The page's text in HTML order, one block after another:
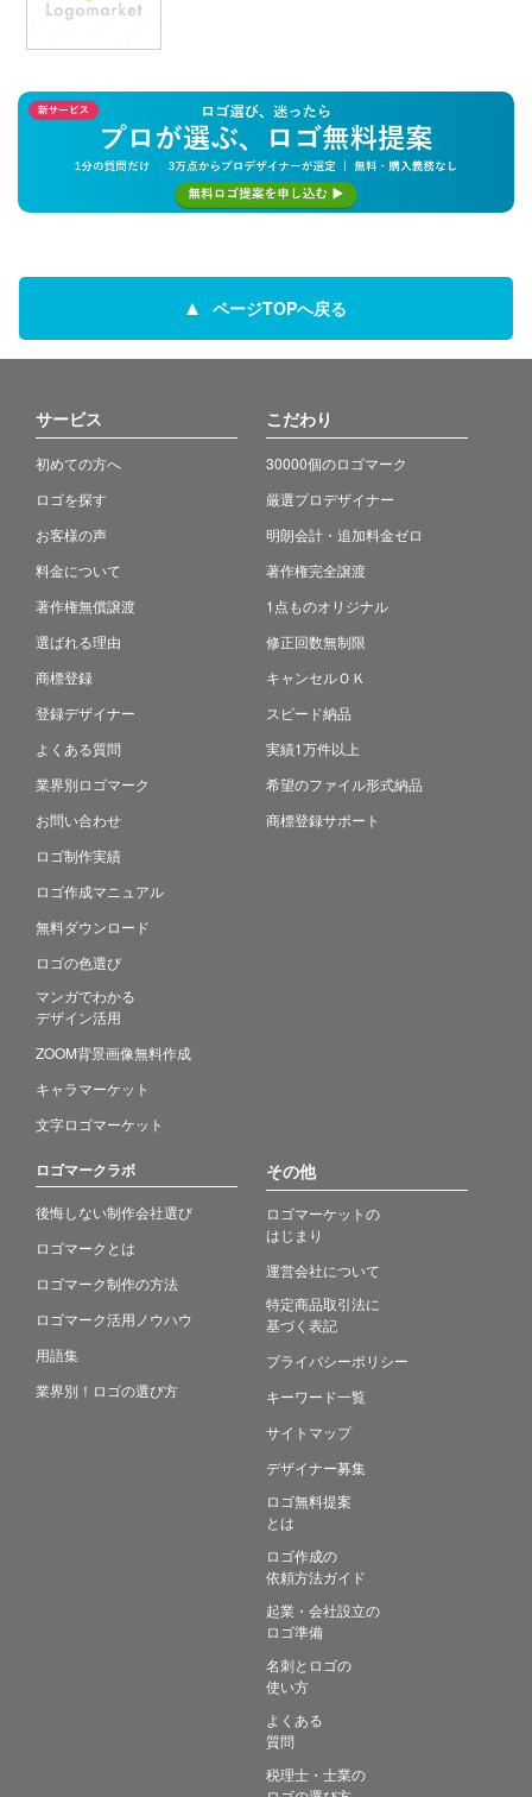
ページTOPへ戻る
サービス
初めての方へ
ロゴを探す
お客様の声
料金について
著作権無償譲渡
選ばれる理由
商標登録
登録デザイナー
よくある質問
業界別ロゴマーク
お問い合わせ
ロゴ制作実績
ロゴ作成マニュアル
無料ダウンロード
ロゴの色選び
マンガでわかる
デザイン活用
ZOOM背景画像無料作成
キャラマーケット
文字ロゴマーケット
こだわり
30000個のロゴマーク
厳選プロデザイナー
明朗会計・追加料金ゼロ
著作権完全譲渡
1点ものオリジナル
修正回数無制限
キャンセルＯＫ
スピード納品
実績1万件以上
希望のファイル形式納品
商標登録サポート
ロゴマークラボ
後悔しない制作会社選び
ロゴマークとは
ロゴマーク制作の方法
ロゴマーク活用ノウハウ
用語集
業界別！ロゴの選び方
その他
ロゴマーケットの
はじまり
運営会社について
特定商品取引法に
基づく表記
プライバシーポリシー
キーワード一覧
サイトマップ
デザイナー募集
ロゴ無料提案
とは
ロゴ作成の
依頼方法ガイド
起業・会社設立の
ロゴ準備
名刺とロゴの
使い方
よくある
質問
税理士・士業の